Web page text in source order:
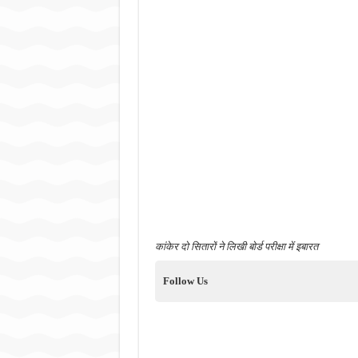
कांकेर दो सितारों ने लिखी बोर्ड परीक्षा में इबारत
Follow Us